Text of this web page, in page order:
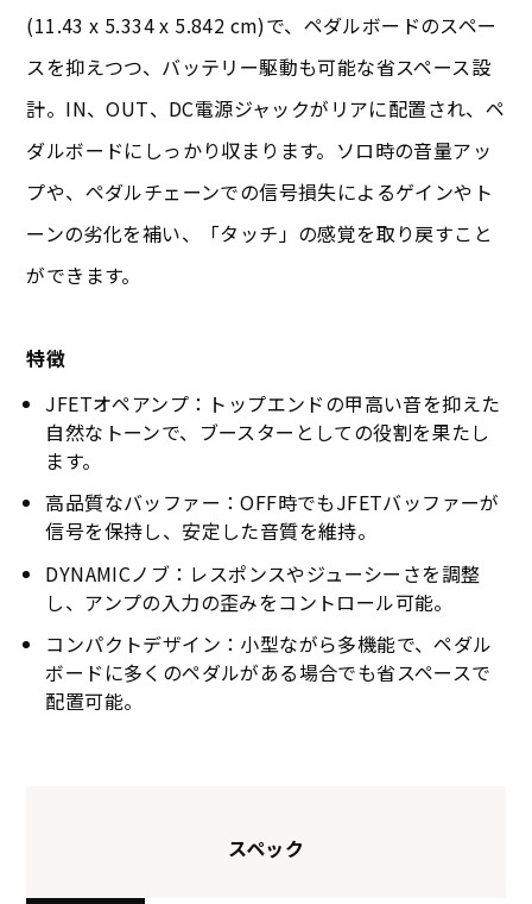
(11.43 x 5.334 x 5.842 cm)で、ペダルボードのスペー
スを抑えつつ、バッテリー駆動も可能な省スペース設
計。IN、OUT、DC電源ジャックがリアに配置され、ペ
ダルボードにしっかり収まります。ソロ時の音量アッ
プや、ペダルチェーンでの信号損失によるゲインやト
ーンの劣化を補い、「タッチ」の感覚を取り戻すこと
ができます。
特徴
JFETオペアンプ：トップエンドの甲高い音を抑えた
自然なトーンで、ブースターとしての役割を果たし
ます。
高品質なバッファー：OFF時でもJFETバッファーが
信号を保持し、安定した音質を維持。
DYNAMICノブ：レスポンスやジューシーさを調整
し、アンプの入力の歪みをコントロール可能。
コンパクトデザイン：小型ながら多機能で、ペダル
ボードに多くのペダルがある場合でも省スペースで
配置可能。
スペック